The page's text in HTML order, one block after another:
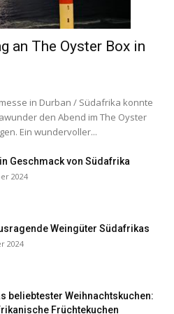
an The Oyster Box in
in Durban / Südafrika konnte
den Abend im The Oyster
Ein wundervoller...
Geschmack von Südafrika
2024
Weingüter Südafrikas
2024
beliebtester Weihnachtskuchen:
Früchtekuchen